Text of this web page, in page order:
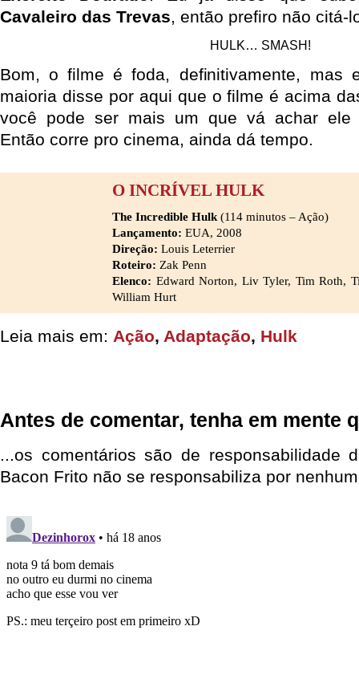
Cavaleiro das Trevas, então prefiro não citá-
HULK… SMASH!
Bom, o filme é foda, definitivamente, mas
maioria disse por aqui que o filme é acima
você pode ser mais um que vá achar ele
Então corre pro cinema, ainda dá tempo.
O INCRÍVEL HULK
The Incredible Hulk (114 minutos – Ação)
Lançamento: EUA, 2008
Direção: Louis Leterrier
Roteiro: Zak Penn
Elenco: Edward Norton, Liv Tyler, Tim Roth,
William Hurt
Leia mais em: Ação, Adaptação, Hulk
Antes de comentar, tenha em mente
...os comentários são de responsabilidade
Bacon Frito não se responsabiliza por